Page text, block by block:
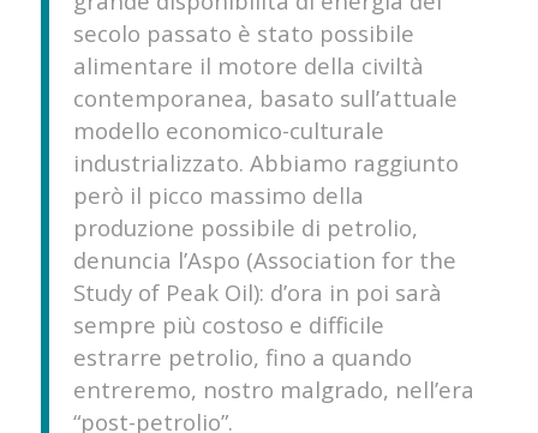
secolo passato è stato possibile
alimentare il motore della civiltà
contemporanea, basato sull’attuale
modello economico-culturale
industrializzato. Abbiamo raggiunto
però il picco massimo della
produzione possibile di petrolio,
denuncia l’Aspo (Association for the
Study of Peak Oil): d’ora in poi sarà
sempre più costoso e difficile
estrarre petrolio, fino a quando
entreremo, nostro malgrado, nell’era
“post-petrolio”.